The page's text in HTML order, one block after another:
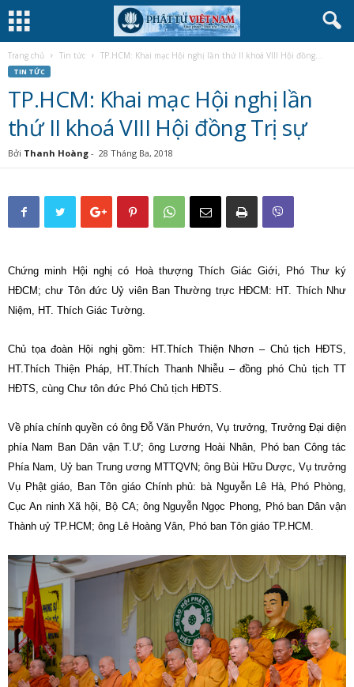
Trang chủ Tin tức TP.HCM: Khai mạc Hội nghị lần thứ II khoá VIII Hội đồng...
TIN TỨC
TP.HCM: Khai mạc Hội nghị lần
thứ II khoá VIII Hội đồng Trị sự
Bởi Thanh Hoàng - 28 Tháng Ba, 2018
Chứng minh Hội nghị có Hoà thượng Thích Giác Giới, Phó Thư ký
HĐCM; chư Tôn đức Uỷ viên Ban Thường trực HĐCM: HT. Thích Như
Niệm, HT. Thích Giác Tường.
Chủ tọa đoàn Hội nghị gồm: HT.Thích Thiện Nhơn – Chủ tịch HĐTS,
HT.Thích Thiện Pháp, HT.Thích Thanh Nhiễu – đồng phó Chủ tịch TT
HĐTS, cùng Chư tôn đức Phó Chủ tịch HĐTS.
Về phía chính quyền có ông Đỗ Văn Phướn, Vụ trưởng, Trưởng Đại diện
phía Nam Ban Dân vận T.Ư; ông Lương Hoài Nhân, Phó ban Công tác
Phía Nam, Uỷ ban Trung ương MTTQVN; ông Bùi Hữu Dược, Vụ trưởng
Vụ Phật giáo, Ban Tôn giáo Chính phủ: bà Nguyễn Lê Hà, Phó Phòng,
Cục An ninh Xã hội, Bộ CA; ông Nguyễn Ngọc Phong, Phó ban Dân vận
Thành uỷ TP.HCM; ông Lê Hoàng Vân, Phó ban Tôn giáo TP.HCM.